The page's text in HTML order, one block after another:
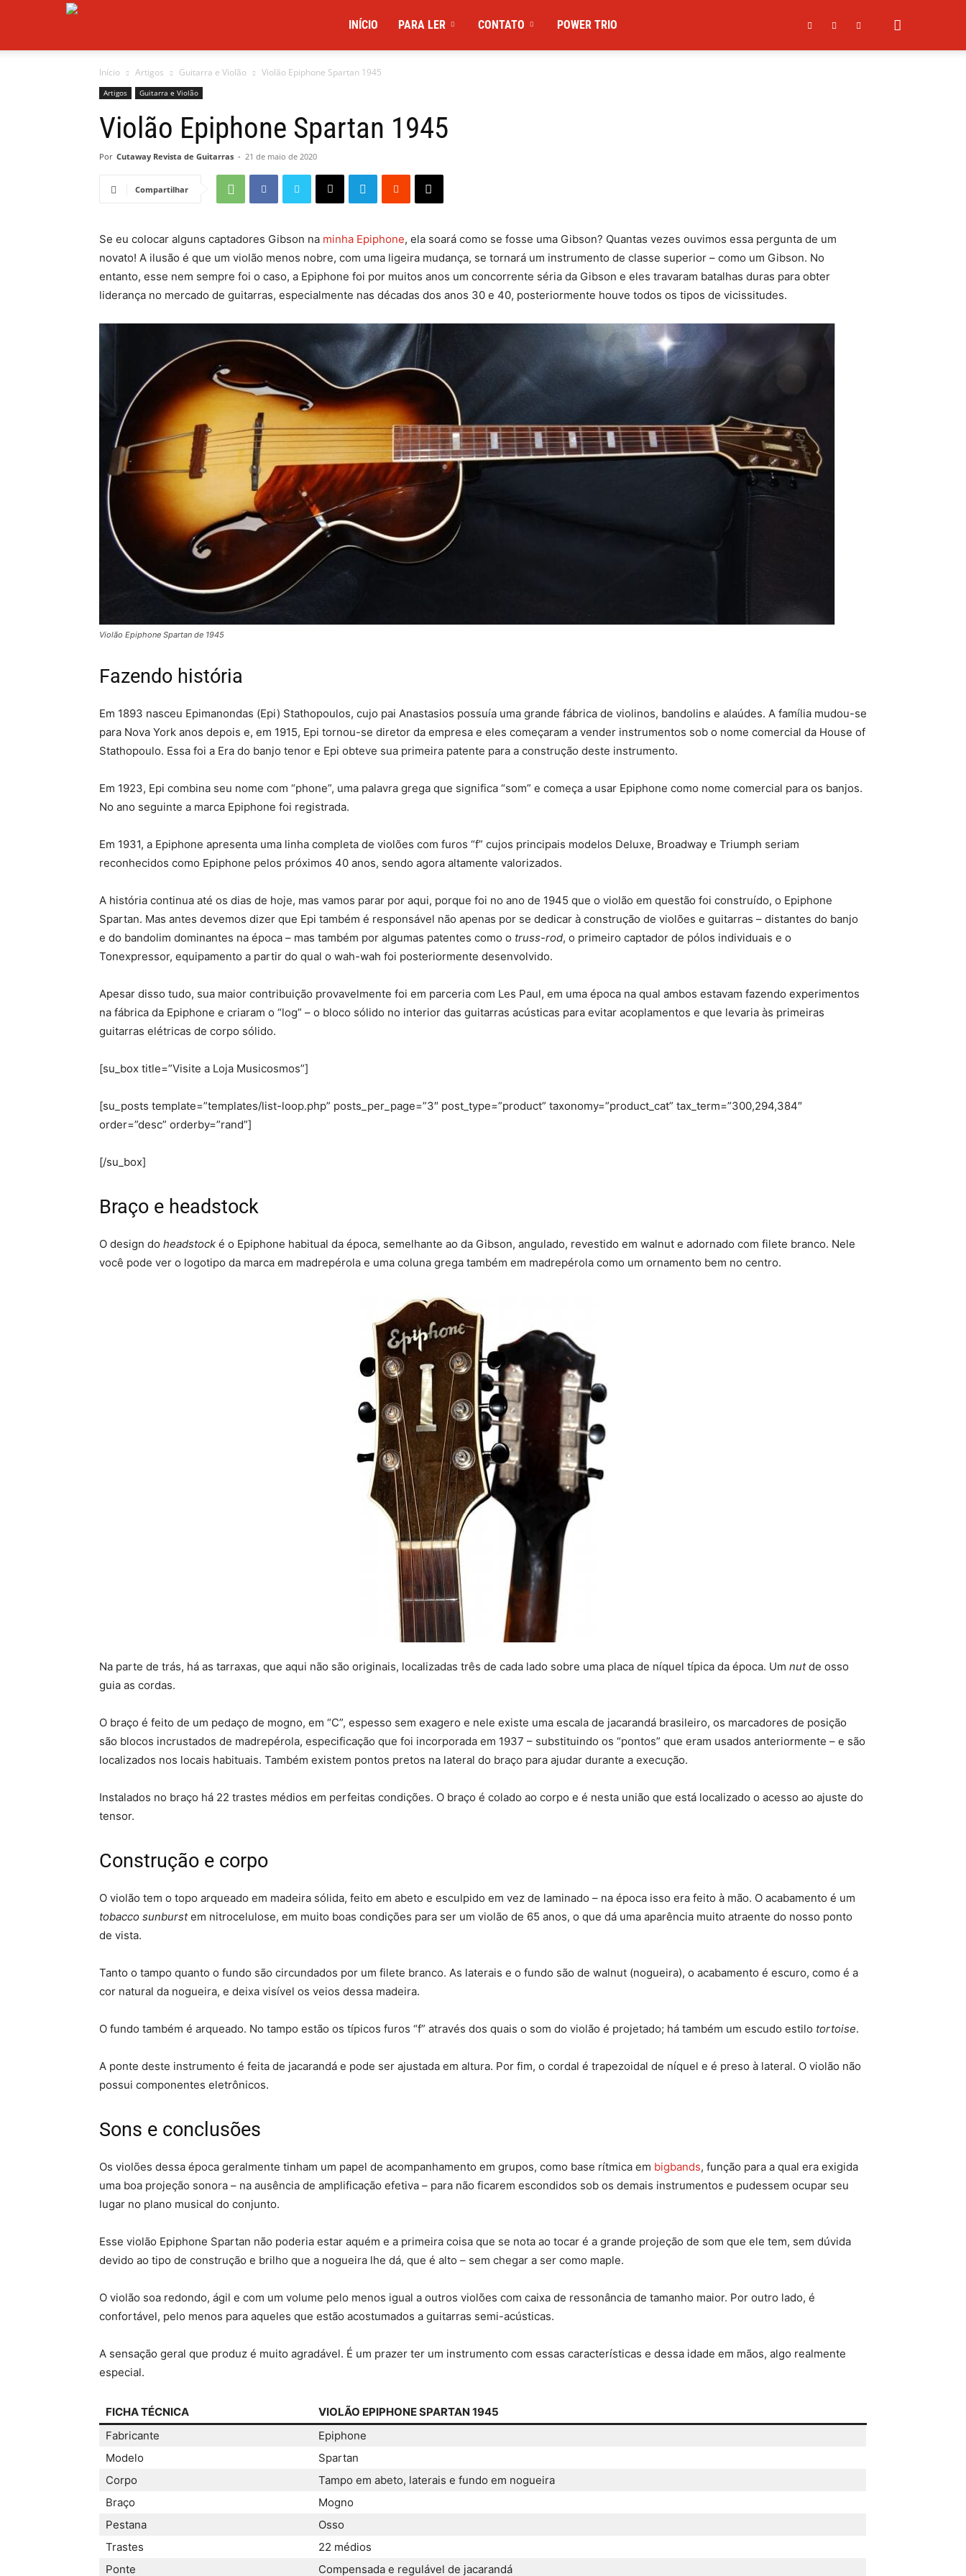
INÍCIO PARA LER CONTATO POWER TRIO
Início Artigos Guitarra e Violão Violão Epiphone Spartan 1945
Artigos Guitarra e Violão
Violão Epiphone Spartan 1945
Por Cutaway Revista de Guitarras - 21 de maio de 2020
Compartilhar
Se eu colocar alguns captadores Gibson na minha Epiphone, ela soará como se fosse uma Gibson? Quantas vezes ouvimos essa pergunta de um
novato! A ilusão é que um violão menos nobre, com uma ligeira mudança, se tornará um instrumento de classe superior – como um Gibson. No
entanto, esse nem sempre foi o caso, a Epiphone foi por muitos anos um concorrente séria da Gibson e eles travaram batalhas duras para obter
liderança no mercado de guitarras, especialmente nas décadas dos anos 30 e 40, posteriormente houve todos os tipos de vicissitudes.
Violão Epiphone Spartan de 1945
Fazendo história
Em 1893 nasceu Epimanondas (Epi) Stathopoulos, cujo pai Anastasios possuía uma grande fábrica de violinos, bandolins e alaúdes. A família mudou-se
para Nova York anos depois e, em 1915, Epi tornou-se diretor da empresa e eles começaram a vender instrumentos sob o nome comercial da House of
Stathopoulo. Essa foi a Era do banjo tenor e Epi obteve sua primeira patente para a construção deste instrumento.
Em 1923, Epi combina seu nome com “phone”, uma palavra grega que significa “som” e começa a usar Epiphone como nome comercial para os banjos.
No ano seguinte a marca Epiphone foi registrada.
Em 1931, a Epiphone apresenta uma linha completa de violões com furos “f” cujos principais modelos Deluxe, Broadway e Triumph seriam
reconhecidos como Epiphone pelos próximos 40 anos, sendo agora altamente valorizados.
A história continua até os dias de hoje, mas vamos parar por aqui, porque foi no ano de 1945 que o violão em questão foi construído, o Epiphone
Spartan. Mas antes devemos dizer que Epi também é responsável não apenas por se dedicar à construção de violões e guitarras – distantes do banjo
e do bandolim dominantes na época – mas também por algumas patentes como o truss-rod, o primeiro captador de pólos individuais e o
Tonexpressor, equipamento a partir do qual o wah-wah foi posteriormente desenvolvido.
Apesar disso tudo, sua maior contribuição provavelmente foi em parceria com Les Paul, em uma época na qual ambos estavam fazendo experimentos
na fábrica da Epiphone e criaram o “log” – o bloco sólido no interior das guitarras acústicas para evitar acoplamentos e que levaria às primeiras
guitarras elétricas de corpo sólido.
[su_box title=”Visite a Loja Musicosmos”]
[su_posts template=”templates/list-loop.php” posts_per_page=”3″ post_type=”product” taxonomy=”product_cat” tax_term=”300,294,384″
order=”desc” orderby=”rand”]
[/su_box]
Braço e headstock
O design do headstock é o Epiphone habitual da época, semelhante ao da Gibson, angulado, revestido em walnut e adornado com filete branco. Nele
você pode ver o logotipo da marca em madrepérola e uma coluna grega também em madrepérola como um ornamento bem no centro.
Na parte de trás, há as tarraxas, que aqui não são originais, localizadas três de cada lado sobre uma placa de níquel típica da época. Um nutde osso
guia as cordas.
O braço é feito de um pedaço de mogno, em “C”, espesso sem exagero e nele existe uma escala de jacarandá brasileiro, os marcadores de posição
são blocos incrustados de madrepérola, especificação que foi incorporada em 1937 – substituindo os “pontos” que eram usados anteriormente – e são
localizados nos locais habituais. Também existem pontos pretos na lateral do braço para ajudar durante a execução.
Instalados no braço há 22 trastes médios em perfeitas condições. O braço é colado ao corpo e é nesta união que está localizado o acesso ao ajuste do
tensor.
Construção e corpo
O violão tem o topo arqueado em madeira sólida, feito em abeto e esculpido em vez de laminado – na época isso era feito à mão. O acabamento é um
tobacco sunburstem nitrocelulose, em muito boas condições para ser um violão de 65 anos, o que dá uma aparência muito atraente do nosso ponto
de vista.
Tanto o tampo quanto o fundo são circundados por um filete branco. As laterais e o fundo são de walnut (nogueira), o acabamento é escuro, como é a
cor natural da nogueira, e deixa visível os veios dessa madeira.
O fundo também é arqueado. No tampo estão os típicos furos “f” através dos quais o som do violão é projetado; há também um escudo estilo tortoise.
A ponte deste instrumento é feita de jacarandá e pode ser ajustada em altura. Por fim, o cordal é trapezoidal de níquel e é preso à lateral. O violão não
possui componentes eletrônicos.
Sons e conclusões
Os violões dessa época geralmente tinham um papel de acompanhamento em grupos, como base rítmica em bigbands, função para a qual era exigida
uma boa projeção sonora – na ausência de amplificação efetiva – para não ficarem escondidos sob os demais instrumentos e pudessem ocupar seu
lugar no plano musical do conjunto.
Esse violão Epiphone Spartan não poderia estar aquém e a primeira coisa que se nota ao tocar é a grande projeção de som que ele tem, sem dúvida
devido ao tipo de construção e brilho que a nogueira lhe dá, que é alto – sem chegar a ser como maple.
O violão soa redondo, ágil e com um volume pelo menos igual a outros violões com caixa de ressonância de tamanho maior. Por outro lado, é
confortável, pelo menos para aqueles que estão acostumados a guitarras semi-acústicas.
A sensação geral que produz é muito agradável. É um prazer ter um instrumento com essas características e dessa idade em mãos, algo realmente
especial.
FICHA TÉCNICA
VIOLÃO EPIPHONE SPARTAN 1945
Fabricante
Epiphone
Modelo
Spartan
Corpo
Tampo em abeto, laterais e fundo em nogueira
Braço
Mogno
Pestana
Osso
Trastes
22 médios
Ponte
Compensada e regulável de jacarandá